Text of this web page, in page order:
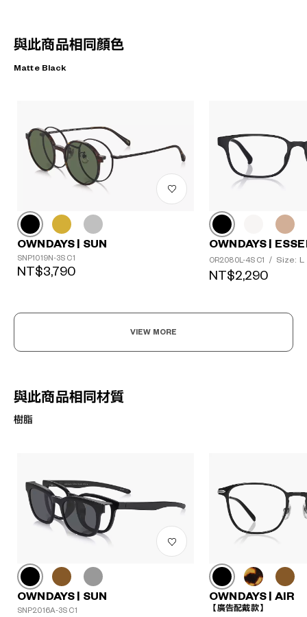
與此商品相同顏色
Matte Black
OWNDAYS | SUN
SNP1019N-3S C1
NT$3,790
OWNDAYS |
OR2080L-4S C1 / Size: L
NT$2,290
VIEW MORE
與此商品相同材質
樹脂
OWNDAYS | SUN
SNP2016A-3S C1
OWNDAYS | AIR
【廣告配戴款】